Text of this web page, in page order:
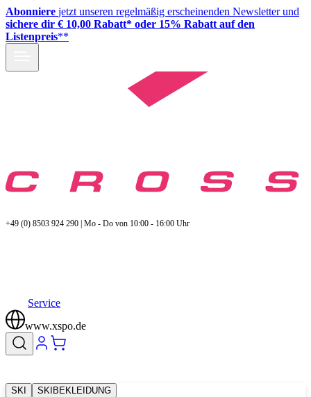
Abonniere jetzt unseren regelmäßig erscheinenden Newsletter und
sichere dir € 10,00 Rabatt* oder 15% Rabatt auf den
Listenpreis**
+49 (0) 8503 924 290 | Mo - Do von 10:00 - 16:00 Uhr
Service
www.xspo.de
SKI SKIBEKLEIDUNG